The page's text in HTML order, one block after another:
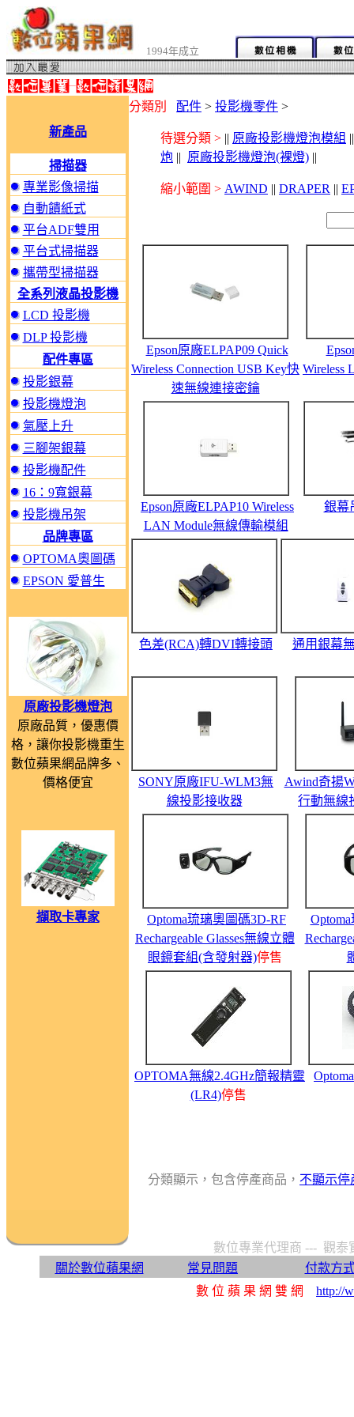
1994年成立
新產品
掃描器
專業影像掃描
自動饋紙式
平台ADF雙用
平台式掃描器
攜帶型掃描器
全系列液晶投影機
LCD 投影機
DLP 投影機
配件專區
投影銀幕
投影機燈泡
氣壓上升
三腳架銀幕
投影機配件
16：9寬銀幕
投影機吊架
品牌專區
OPTOMA奧圖碼
EPSON 愛普生
原廠投影機燈泡
原廠品質，優惠價
格，讓你投影機重生
數位蘋果網品牌多、
價格便宜
擷取卡專家
分類別 配件 > 投影機零件 >
待選分類 > || 原廠投影機燈泡模組
炮 || 原廠投影機燈泡(裸燈) ||
縮小範圍 > AWIND || DRAPER ||
Epson原廠ELPAP09 Quick
Wireless Connection USB Key快
速無線連接密鑰
Wireless
Epson原廠ELPAP10 Wireless
LAN Module無線傳輸模組
銀幕
色差(RCA)轉DVI轉接頭 通用銀幕
SONY原廠IFU-WLM3無
線投影接收器
Awind奇揚
行動無線
Optoma琉璃奧圖碼3D-RF
Rechargeable Glasses無線立體
眼鏡套組(含發射器)停售
OPTOMA無線2.4GHz簡報精靈
(LR4)停售
分類顯示，包含停產商品， 不顯示停
數位專業代理商 --- 觀
關於數位蘋果網
常見問題
付款方
數 位 蘋 果 網 雙 網
http://